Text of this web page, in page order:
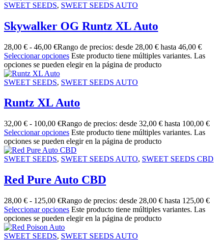
SWEET SEEDS, SWEET SEEDS AUTO
Skywalker OG Runtz XL Auto
28,00 € - 46,00 €Rango de precios: desde 28,00 € hasta 46,00 €
Seleccionar opciones Este producto tiene múltiples variantes. Las
opciones se pueden elegir en la página de producto
SWEET SEEDS, SWEET SEEDS AUTO
Runtz XL Auto
32,00 € - 100,00 €Rango de precios: desde 32,00 € hasta 100,00 €
Seleccionar opciones Este producto tiene múltiples variantes. Las
opciones se pueden elegir en la página de producto
SWEET SEEDS, SWEET SEEDS AUTO, SWEET SEEDS CBD
Red Pure Auto CBD
28,00 € - 125,00 €Rango de precios: desde 28,00 € hasta 125,00 €
Seleccionar opciones Este producto tiene múltiples variantes. Las
opciones se pueden elegir en la página de producto
SWEET SEEDS, SWEET SEEDS AUTO